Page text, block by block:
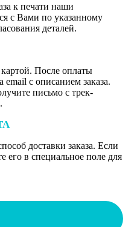
к печати наши
с Вами по указанному
деталей.
картой. После оплаты
с описанием заказа.
письмо с трек-
доставки заказа. Если
его в специальное поле для